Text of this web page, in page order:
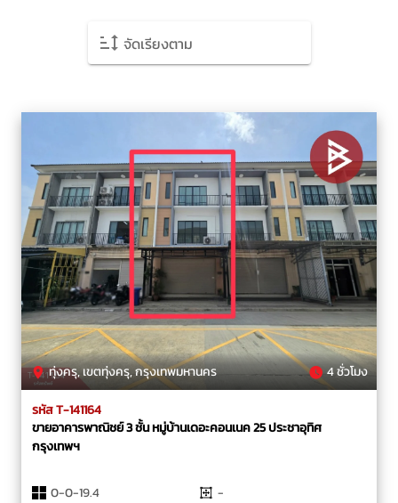
จัดเรียงตาม
ทุ่งครุ, เขตทุ่งครุ, กรุงเทพมหานคร 4 ชั่วโมง
รหัส T-141164
ขายอาคารพาณิชย์ 3 ชั้น หมู่บ้านเดอะคอนเนค 25 ประชาอุทิศ
กรุงเทพฯ
0-0-19.4
-